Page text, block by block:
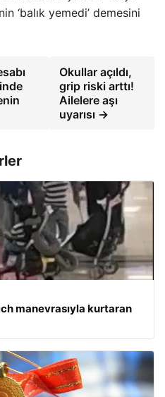
‘balık yemedi’ demesini
Okullar açıldı,
grip riski arttı!
Ailelere aşı
uyarısı →
manevrasıyla kurtaran